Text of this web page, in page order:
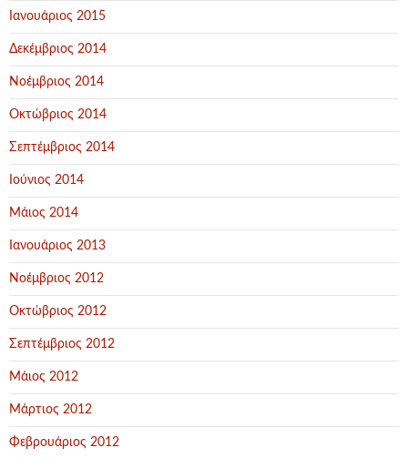
Ιανουάριος 2015
Δεκέμβριος 2014
Νοέμβριος 2014
Οκτώβριος 2014
Σεπτέμβριος 2014
Ιούνιος 2014
Μάιος 2014
Ιανουάριος 2013
Νοέμβριος 2012
Οκτώβριος 2012
Σεπτέμβριος 2012
Μάιος 2012
Μάρτιος 2012
Φεβρουάριος 2012